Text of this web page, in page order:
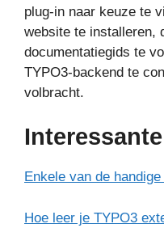
plug-in naar keuze te
website te installeren,
documentatiegids te
TYPO3-backend te
volbracht.
Enkele van de
Hoe leer je TYPO3